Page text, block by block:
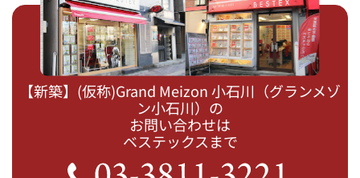
【新築】(仮称)Grand Meizon 小石川（グランメゾ
ン小石川）の
お問い合わせは
ベステックスまで